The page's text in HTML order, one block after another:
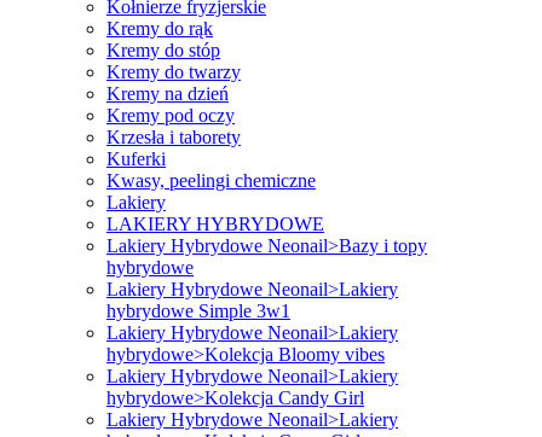
Kołnierze fryzjerskie
Kremy do rąk
Kremy do stóp
Kremy do twarzy
Kremy na dzień
Kremy pod oczy
Krzesła i taborety
Kuferki
Kwasy, peelingi chemiczne
Lakiery
LAKIERY HYBRYDOWE
Lakiery Hybrydowe Neonail>Bazy i topy
hybrydowe
Lakiery Hybrydowe Neonail>Lakiery
hybrydowe Simple 3w1
Lakiery Hybrydowe Neonail>Lakiery
hybrydowe>Kolekcja Bloomy vibes
Lakiery Hybrydowe Neonail>Lakiery
hybrydowe>Kolekcja Candy Girl
Lakiery Hybrydowe Neonail>Lakiery